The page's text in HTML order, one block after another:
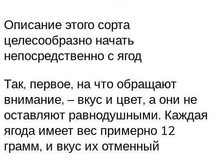
Описание этого сорта
целесообразно начать
непосредственно с ягод
Так, первое, на что обращают
внимание, – вкус и цвет, а они не
оставляют равнодушными. Каждая
ягода имеет вес примерно 12
грамм, и вкус их отменный